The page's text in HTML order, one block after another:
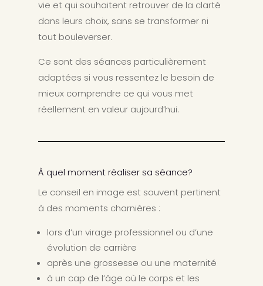
vie et qui souhaitent retrouver de la clarté
dans leurs choix, sans se transformer ni
tout bouleverser.
Ce sont des séances particulièrement
adaptées si vous ressentez le besoin de
mieux comprendre ce qui vous met
réellement en valeur aujourd’hui.
À quel moment réaliser sa séance?
Le conseil en image est souvent pertinent
à des moments charnières :
lors d’un virage professionnel ou d’une
évolution de carrière
après une grossesse ou une maternité
à un cap de l’âge où le corps et les